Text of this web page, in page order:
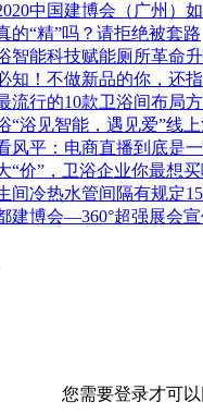
中国建博会（广州）
的“精”吗？请拒绝被套路
智能科技赋能厕所革命
知！不做新品的你，还
流行的10款卫浴间布局
“浴见智能，遇见爱”线
风平：电商直播到底是
“价”，卫浴企业你最想买
间冷热水管间隔有规定
建博会—360°超强展会
您需要登录才可